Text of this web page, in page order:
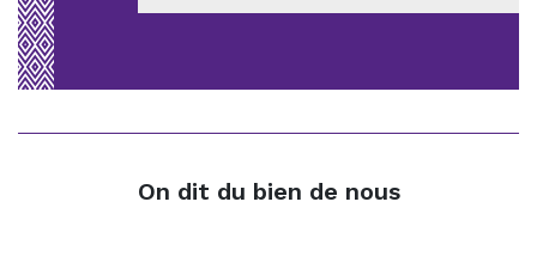
On dit du bien de nous